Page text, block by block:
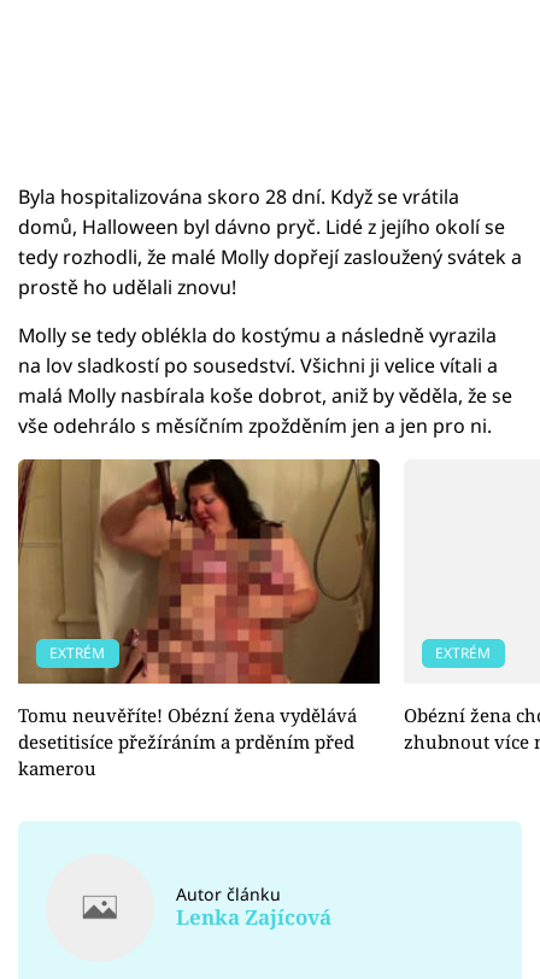
Byla hospitalizována skoro 28 dní. Když se vrátila
domů, Halloween byl dávno pryč. Lidé z jejího okolí se
tedy rozhodli, že malé Molly dopřejí zasloužený svátek a
prostě ho udělali znovu!
Molly se tedy oblékla do kostýmu a následně vyrazila
na lov sladkostí po sousedství. Všichni ji velice vítali a
malá Molly nasbírala koše dobrot, aniž by věděla, že se
vše odehrálo s měsíčním zpožděním jen a jen pro ni.
EXTRÉM
Tomu neuvěříte! Obézní žena vydělává
desetitisíce přežíráním a prděním před
kamerou
EXTRÉM
Obézní žena
zhubnout více
Autor článku
Lenka Zajícová